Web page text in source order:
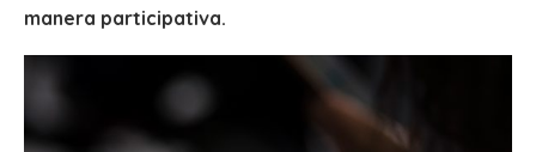
manera participativa.